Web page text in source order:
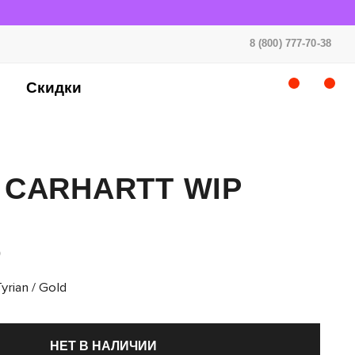
8 (800) 777-70-38
Скидки
WIP
/ Gold
НЕТ В НАЛИЧИИ